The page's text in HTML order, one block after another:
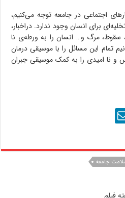
اجتماعی در جامعه توجه می‌کنیم،
برای انسان وجود ندارد. دراخبار،
سقوط، مرگ و… انسان را به ورطه‌ی نا
تمام این مسائل را با موسیقی درمان
و نا امیدی را به کمک موسیقی جبران
جامعه
فیلم